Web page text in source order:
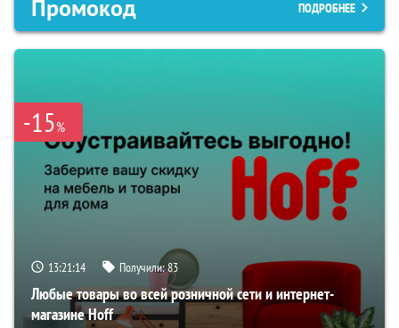
Промокод ПОДРОБНЕЕ
-15%
13:21:13 Получили:83
Любые товары во всей розничной сети и интернет-
магазине Hoff